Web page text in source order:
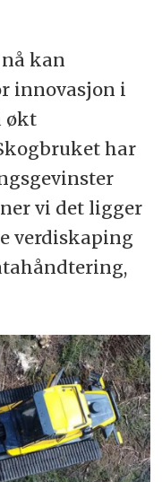
kan
innovasjon i
økt
har
vi det ligger
verdiskaping